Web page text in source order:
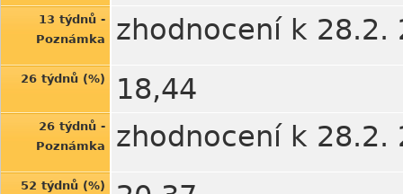
13 týdnů -
Poznámka
zhodnocení k 28.2.
26 týdnů (%) 18,44
26 týdnů -
Poznámka
zhodnocení k 28.2.
52 týdnů (%)